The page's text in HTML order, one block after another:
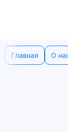
Главная О